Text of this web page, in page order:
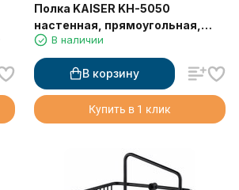
Полка KAISER KH-5050
настенная, прямоугольная,
Хром 355*130*50
В наличии
В корзину
Купить в 1 клик